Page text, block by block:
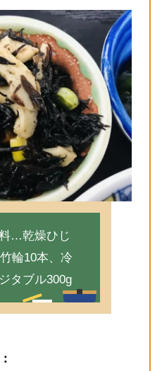
…乾燥ひじ
輪10本、冷
タブル300g